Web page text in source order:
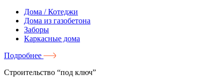
Дома / Котеджи
Дома из газобетона
Заборы
Каркасные дома
Подробнее
Строительство “под ключ”